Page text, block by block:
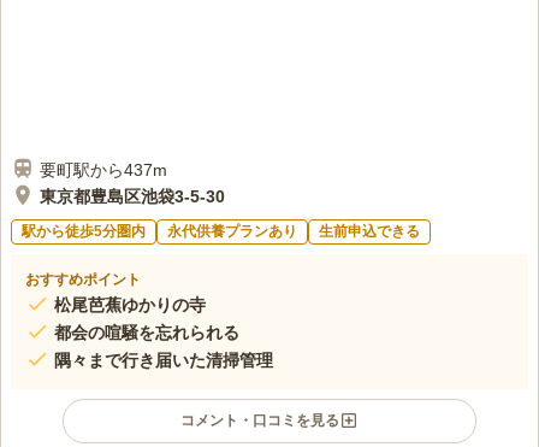
要町駅から437m
東京都豊島区池袋3-5-30
駅から徒歩5分圏内 永代供養プランあり 生前申込できる
おすすめポイント
松尾芭蕉ゆかりの寺
都会の喧騒を忘れられる
隅々まで行き届いた清掃管理
コメント・口コミを見る